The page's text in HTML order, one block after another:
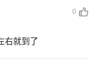
0
右就到了